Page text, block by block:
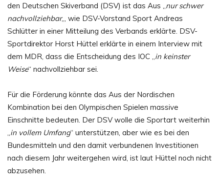
den Deutschen Skiverband (DSV) ist das Aus „ nur schwer
nachvollziehbar„, wie DSV-Vorstand Sport Andreas
Schlütter in einer Mitteilung des Verbands erklärte. DSV-
Sportdirektor Horst Hüttel erklärte in einem Interview mit
dem MDR, dass die Entscheidung des IOC „ in keinster
Weise“ nachvollziehbar sei.
Für die Förderung könnte das Aus der Nordischen
Kombination bei den Olympischen Spielen massive
Einschnitte bedeuten. Der DSV wolle die Sportart weiterhin
in vollem Umfang“ unterstützen, aber wie es bei den
Bundesmitteln und den damit verbundenen Investitionen
nach diesem Jahr weitergehen wird, ist laut Hüttel noch nicht
abzusehen.